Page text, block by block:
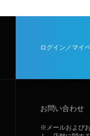
ログイン／マイ
お問い合わせ
※メールおよび